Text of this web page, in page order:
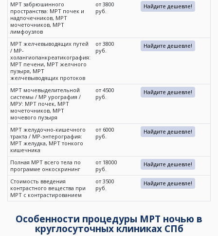
МРТ забрюшинного
пространства: МРТ почек и
надпочечников, МРТ
мочеточников, МРТ
лимфоузлов
от 3800
руб.
Найдите дешевле!
МРТ желчевыводящих путей
/ МР-
холангиопанкреатикография:
МРТ печени, МРТ желчного
пузыря, МРТ
желчевыводящих протоков
от 3800
руб.
Найдите дешевле!
МРТ мочевыделительной
системы / МР урография /
МРУ: МРТ почек, МРТ
мочеточников, МРТ
мочевого пузыря
от 4500
руб.
Найдите дешевле!
МРТ желудочно-кишечного
тракта / МР-энтерография:
МРТ желудка, МРТ тонкого
кишечника
от 6000
руб.
Найдите дешевле!
Полная МРТ всего тела по
программе онкоскрининг
от 18000
руб.
Найдите дешевле!
Стоимость введения
контрастного вещества при
МРТ с контрастированием
от 3500
руб.
Найдите дешевле!
Особенности процедуры МРТ ночью в
круглосуточных клиниках СПб